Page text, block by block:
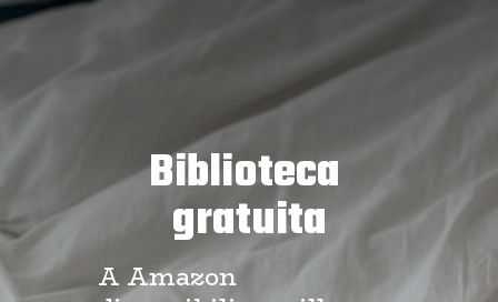
Biblioteca
gratuita
A Amazon